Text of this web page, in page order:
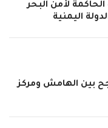
لأمن البحر
اليمنية
بين الهامش ومركز